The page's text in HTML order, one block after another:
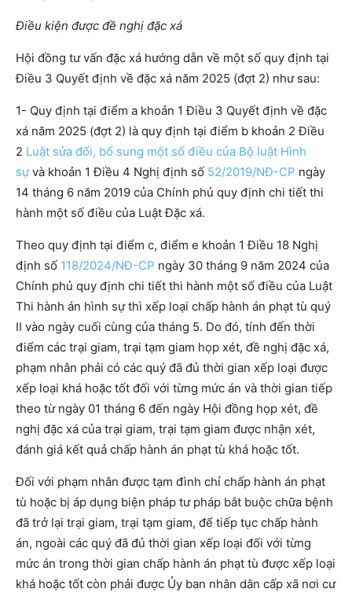
Điều kiện được đề nghị đặc xá
Hội đồng tư vấn đặc xá hướng dẫn về một số quy định tại
Điều 3 Quyết định về đặc xá năm 2025 (đợt 2) như sau:
1- Quy định tại điểm a khoản 1 Điều 3 Quyết định về đặc
xá năm 2025 (đợt 2) là quy định tại điểm b khoản 2 Điều
2 Luật sửa đổi, bổ sung một số điều của Bộ luật Hình
sựvà khoản 1 Điều 4 Nghị định số 52/2019/NĐ-CP ngày
14 tháng 6 năm 2019 của Chính phủ quy định chi tiết thi
hành một số điều của Luật Đặc xá.
Theo quy định tại điểm c, điểm e khoản 1 Điều 18 Nghị
định số 118/2024/NĐ-CP ngày 30 tháng 9 năm 2024 của
Chính phủ quy định chi tiết thi hành một số điều của Luật
Thi hành án hình sự thì xếp loại chấp hành án phạt tù quý
II vào ngày cuối cùng của tháng 5. Do đó, tính đến thời
điểm các trại giam, trại tạm giam họp xét, đề nghị đặc xá,
phạm nhân phải có các quý đã đủ thời gian xếp loại được
xếp loại khá hoặc tốt đối với từng mức án và thời gian tiếp
theo từ ngày 01 tháng 6 đến ngày Hội đồng họp xét, đề
nghị đặc xá của trại giam, trại tạm giam được nhận xét,
đánh giá kết quả chấp hành án phạt tù khá hoặc tốt.
Đối với phạm nhân được tạm đình chỉ chấp hành án phạt
tù hoặc bị áp dụng biện pháp tư pháp bắt buộc chữa bệnh
đã trở lại trại giam, trại tạm giam, để tiếp tục chấp hành
án, ngoài các quý đã đủ thời gian xếp loại đối với từng
mức án trong thời gian chấp hành án phạt tù được xếp loại
khá hoặc tốt còn phải được Ủy ban nhân dân cấp xã nơi cư